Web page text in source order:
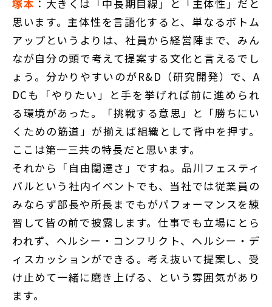
塚本 ：大きくは「中長期目線」と「主体性」だと
思います。主体性を言語化すると、単なるボトム
アップというよりは、社員から経営陣まで、みん
なが自分の頭で考えて提案する文化と言えるでし
ょう。分かりやすいのがR&D（研究開発）で、A
DCも「やりたい」と手を挙げれば前に進められ
る環境があった。「挑戦する意思」と「勝ちにい
くための筋道」が揃えば組織として背中を押す。
ここは第一三共の特長だと思います。
それから「自由闊達さ」ですね。品川フェスティ
バルという社内イベントでも、当社では従業員の
みならず部長や所長までもがパフォーマンスを練
習して皆の前で披露します。仕事でも立場にとら
われず、ヘルシー・コンフリクト、ヘルシー・デ
ィスカッションができる。考え抜いて提案し、受
け止めて一緒に磨き上げる、という雰囲気があり
ます。